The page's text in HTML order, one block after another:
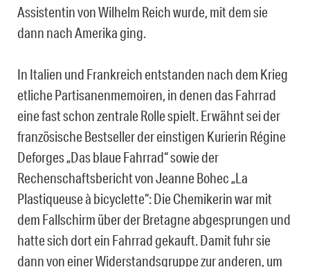
Assistentin von Wilhelm Reich wurde, mit dem sie
dann nach Amerika ging.
In Italien und Frankreich entstanden nach dem Krieg
etliche Partisanenmemoiren, in denen das Fahrrad
eine fast schon zentrale Rolle spielt. Erwähnt sei der
französische Bestseller der einstigen Kurierin Régine
Deforges „Das blaue Fahrrad“ sowie der
Rechenschaftsbericht von Jeanne Bohec „La
Plastiqueuse à bicyclette“: Die Chemikerin war mit
dem Fallschirm über der Bretagne abgesprungen und
hatte sich dort ein Fahrrad gekauft. Damit fuhr sie
dann von einer Widerstandsgruppe zur anderen, um